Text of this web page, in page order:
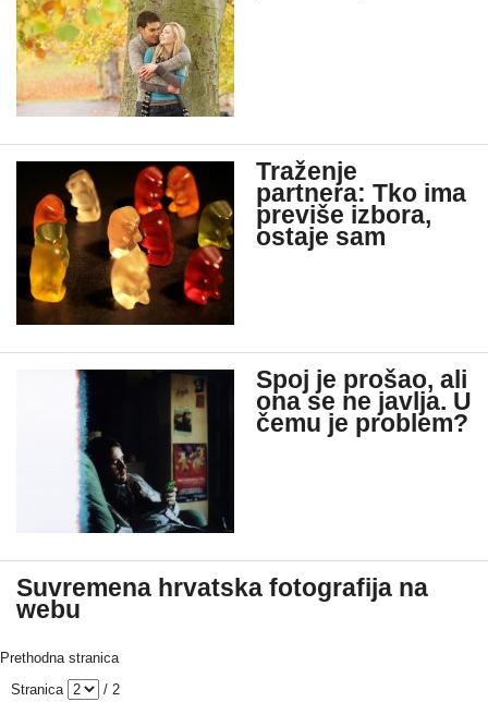
Traženje
partnera: Tko ima
previše izbora,
ostaje sam
Spoj je prošao, ali
ona se ne javlja. U
čemu je problem?
Suvremena hrvatska fotografija na
webu
Prethodna stranica
Stranica
/ 2